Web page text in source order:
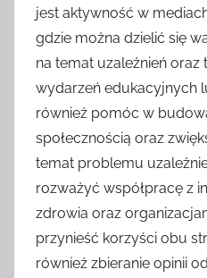
jest aktywność w
gdzie można dzielić się
na temat uzależnień oraz
wydarzeń edukacyjnych
również pomóc w
społecznością oraz
temat problemu
rozważyć współpracę z
zdrowia oraz
przynieść korzyści obu
również zbieranie opinii